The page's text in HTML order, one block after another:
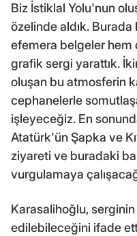
Biz İstiklal Yolu'nun
özelinde aldık.
efemera belgeler
grafik sergi yarattık.
oluşan bu atmosferin
cephanelerle
işleyeceğiz. En
Atatürk'ün Şapka ve
ziyareti ve buradaki
vurgulamaya
Karasalihoğlu,
edilebileceğini ifade